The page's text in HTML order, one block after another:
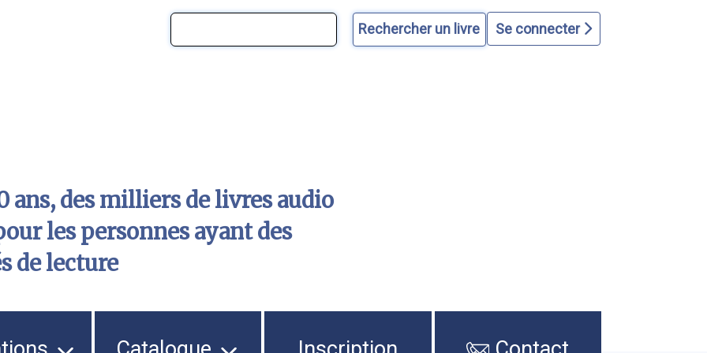
Se connecter
ans, des milliers de livres audio
les personnes ayant des
de lecture